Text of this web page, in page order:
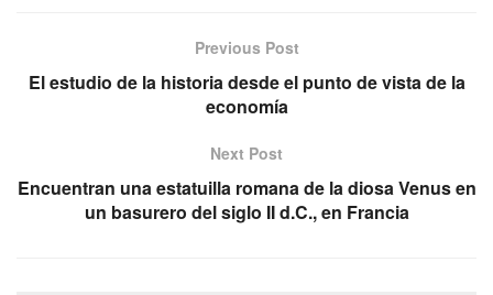
Previous Post
El estudio de la historia desde el punto de vista de la
economía
Next Post
Encuentran una estatuilla romana de la diosa Venus en
un basurero del siglo II d.C., en Francia